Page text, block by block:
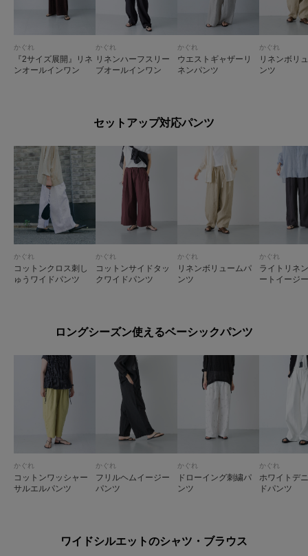
かぐれ
『2サイズ展開』リネ
ンオールインワン
かぐれ
リネンハーフスリー
ブオールインワン
かぐれ
ウエストギャザーリ
ネンパンツ
かぐれ
リネンボリ
ンツ
セットアップ対応パンツ
かぐれ
コットンクロス刺し
ゅうワイドパンツ
かぐれ
コットンサイドタッ
クワイドパンツ
かぐれ
リネンボリュームパ
ンツ
かぐれ
ライトリネ
ートイージ
ロングシーズン使えるベーシックパンツ
かぐれ
コットンワッシャー
サルエルパンツ
かぐれ
フリルヘムイージー
パンツ
かぐれ
ドローイング刺繍パ
ンツ
かぐれ
ホワイトデ
ドパンツ
ワイドシルエットのシャツ・ブラウス